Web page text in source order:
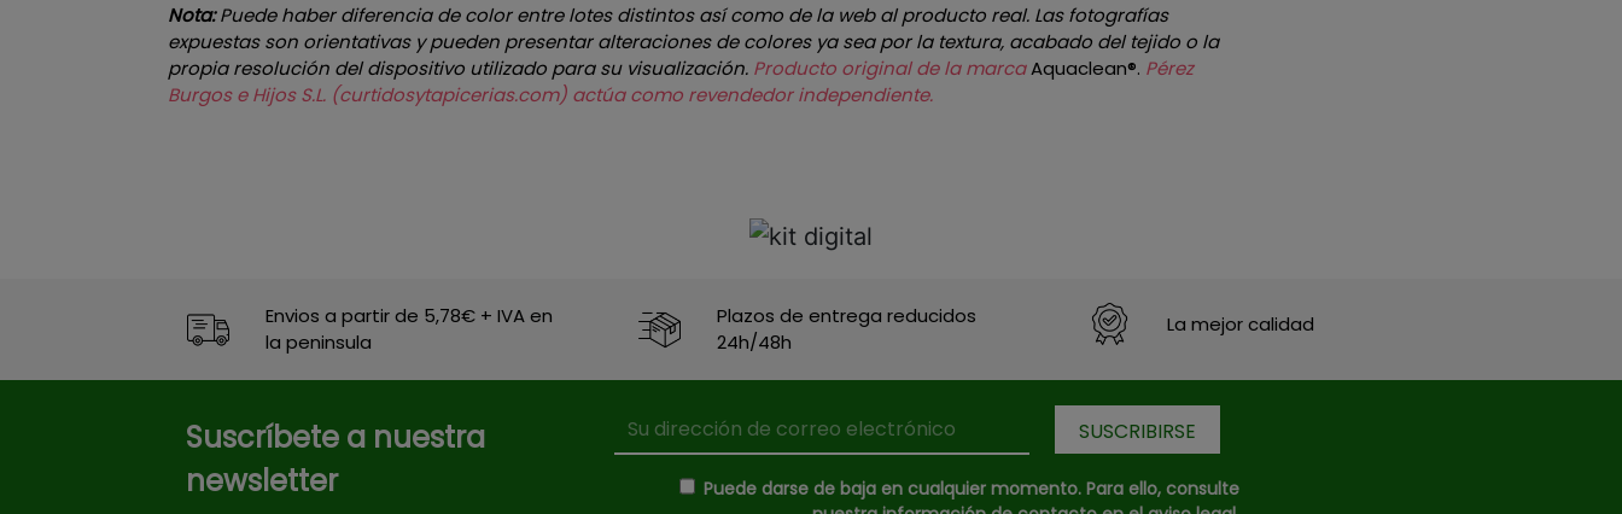
Nota:Puede haber diferencia de color entre lotes distintos así como de la web al producto real. Las fotografías
expuestas son orientativas y pueden presentar alteraciones de colores ya sea por la textura, acabado del tejido o la
propia resolución del dispositivo utilizado para su visualización. Producto original de la marcaAquaclean®. Pérez
Burgos e Hijos S.L. (curtidosytapicerias.com) actúa como revendedor independiente.
Envios a partir de 5,78€ + IVA en
la peninsula
Plazos de entrega reducidos
24h/48h
La mejor calidad
Suscríbete a nuestra
newsletter
Puede darse de baja en cualquier momento. Para ello, consulte